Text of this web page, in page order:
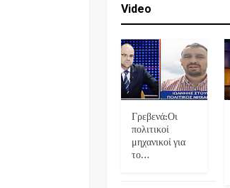
Video
Γρεβενά:Οι
πολιτικοί
μηχανικοί για
το…